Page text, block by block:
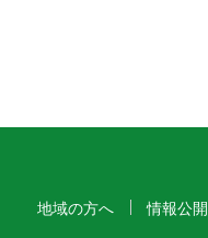
地域の方へ 情報公開